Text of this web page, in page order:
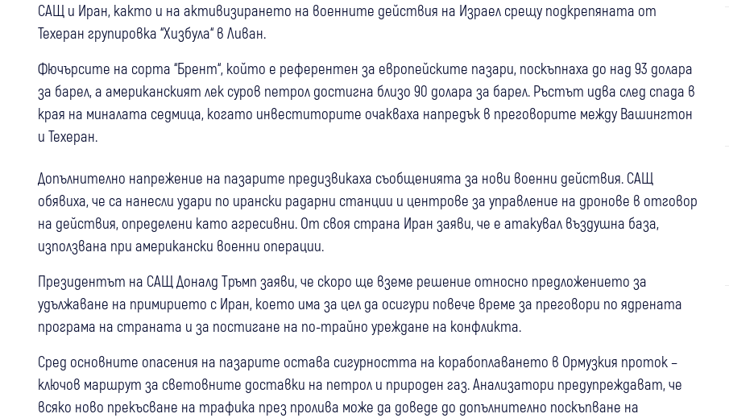
САЩ и Иран, както и на активизирането на военните действия на Израел срещу подкрепяната от
Техеран групировка “Хизбула“ в Ливан.
Фючърсите на сорта “Брент“, който е референтен за европейските пазари, поскъпнаха до над 93 долара
за барел, а американският лек суров петрол достигна близо 90 долара за барел. Ръстът идва след спада в
края на миналата седмица, когато инвеститорите очакваха напредък в преговорите между Вашингтон
и Техеран.
Допълнително напрежение на пазарите предизвикаха съобщенията за нови военни действия. САЩ
обявиха, че са нанесли удари по ирански радарни станции и центрове за управление на дронове в отговор
на действия, определени като агресивни. От своя страна Иран заяви, че е атакувал въздушна база,
използвана при американски военни операции.
Президентът на САЩ Доналд Тръмп заяви, че скоро ще вземе решение относно предложението за
удължаване на примирието с Иран, което има за цел да осигури повече време за преговори по ядрената
програма на страната и за постигане на по-трайно уреждане на конфликта.
Сред основните опасения на пазарите остава сигурността на корабоплаването в Ормузкия проток –
ключов маршрут за световните доставки на петрол и природен газ. Анализатори предупреждават, че
всяко ново прекъсване на трафика през пролива може да доведе до допълнително поскъпване на